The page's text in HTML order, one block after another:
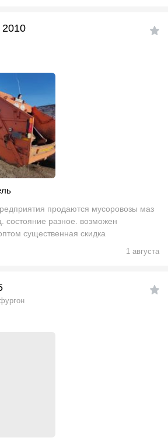
продаются мусоровозы маз
состояние разное. возможен
существенная скидка
1 августа